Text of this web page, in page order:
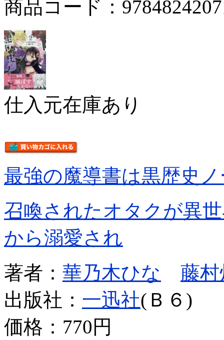
商品コード：
仕入元在庫あり
最強の魔導書は黒歴史
召喚されたオタクが異
から溺愛され
著者： 華乃木ひな
藤村
出版社： 一迅社(Ｂ６)
価格： 770円